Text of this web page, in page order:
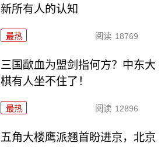
新所有人的认知
最热 阅读 18769
三国歃血为盟剑指何方？中东大
棋有人坐不住了！
最热 阅读 12896
五角大楼鹰派翘首盼进京，北京